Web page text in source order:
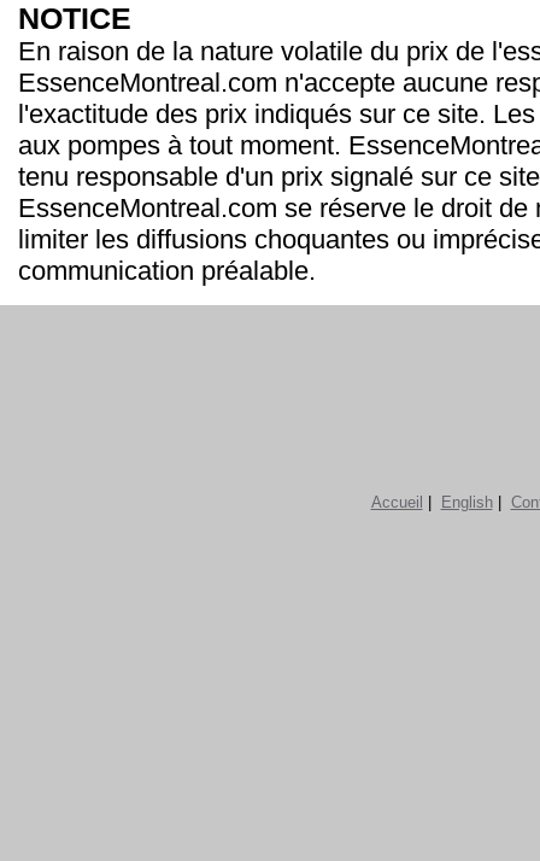
NOTICE
En raison de la nature volatile du prix de
EssenceMontreal.com n'accepte aucune
l'exactitude des prix indiqués sur ce site.
aux pompes à tout moment.
tenu responsable d'un prix signalé sur ce
EssenceMontreal.com se réserve le droit de
limiter les diffusions choquantes ou
communication préalable.
Accueil English|